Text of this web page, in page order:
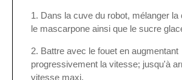
Dans la cuve du robot, mélanger la
le mascarpone ainsi que le sucre
Battre avec le fouet en augmentant
progressivement la vitesse; jusqu'à
vitesse maxi.